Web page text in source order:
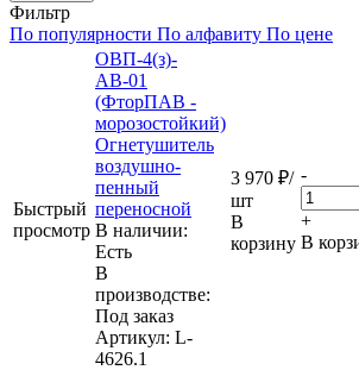
Фильтр
По популярности По алфавиту По цене
Быстрый
просмотр
ОВП-4(з)-
АВ-01
(ФторПАВ -
морозостойкий)
Огнетушитель
воздушно-
пенный
переносной
В наличии:
Eсть
В
производстве:
Под заказ
Артикул: L-
4626.1
3 970 ₽/
шт
В
корзину
-
+
В